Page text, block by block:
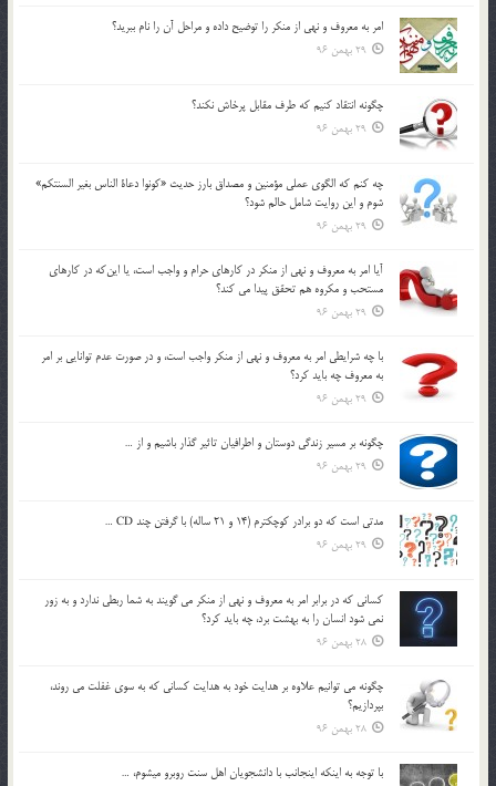
امر به معروف و نهي از منكر را توضيح داده و مراحل آن را نام ببريد؟
29 بهمن 96
چگونه انتقاد كنيم كه طرف مقابل پرخاش نكند؟
29 بهمن 96
چه كنم كه الگوي عملي مؤمنين و مصداق بارز حديث «كونوا دعاة الناس بغير السنتكم»
شوم و اين روايت شامل حالم شود؟
29 بهمن 96
آيا امر به معروف و نهي از منكر در كارهاي حرام و واجب است، يا اين‌كه در كارهاي
مستحب و مكروه هم تحقق پيدا مي كند؟
29 بهمن 96
با چه شرايطي امر به معروف و نهي از منکر واجب است، و در صورت عدم توانايي بر امر
به معروف چه بايد کرد؟
29 بهمن 96
چگونه بر مسير زندگي دوستان و اطرافيان تاثير گذار باشيم و از …
29 بهمن 96
مدتي است كه دو برادر كوچكترم (14 و 21 ساله) با گرفتن چند CD …
29 بهمن 96
كساني كه در برابر امر به معروف و نهي از منكر مي گويند به شما ربطي ندارد و به زور
نمي شود انسان را به بهشت برد، چه بايد كرد؟
28 بهمن 96
چگونه مي توانيم علاوه بر هدايت خود به هدايت كساني كه به سوي غفلت مي روند،
بپردازيم؟
28 بهمن 96
با توجه به اينكه اينجانب با دانشجويان اهل سنت روبرو مي‎شوم، …